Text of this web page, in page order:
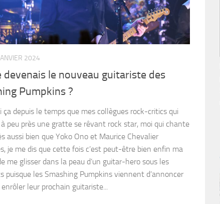
2024
devenais le nouveau guitariste des
Pumpkins ?
ça depuis le temps que mes collègues rock-critics qui
peu près une gratte se rêvant rock star, moi qui chante
aussi bien que Yoko Ono et Maurice Chevalier
je me dis que cette fois c’est peut-être bien enfin ma
me glisser dans la peau d’un guitar-hero sous les
puisque les Smashing Pumpkins viennent d’annoncer
leur prochain guitariste...